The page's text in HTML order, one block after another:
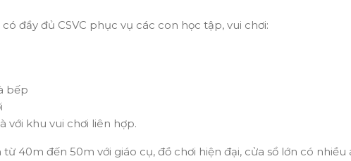
có đầy đủ CSVC phục vụ các con học tập, vui chơi:
bếp
với khu vui chơi liên hợp.
40m đến 50m với giáo cụ, đồ chơi hiện đại, cửa sổ lớn có nhiều